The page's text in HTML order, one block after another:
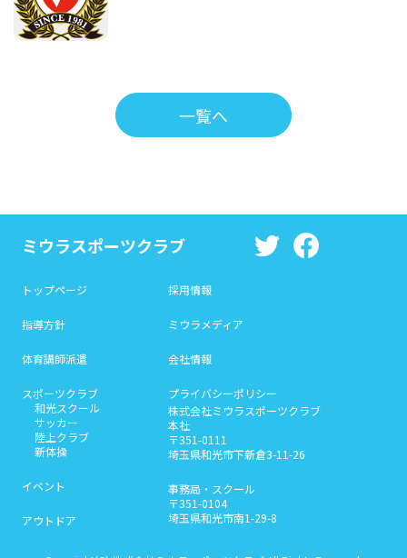
一覧へ
ミウラスポーツクラブ
トップページ
指導方針
体育講師派遣
スポーツクラブ
和光スクール
サッカー
陸上クラブ
新体操
イベント
アウトドア
採用情報
ミウラメディア
会社情報
プライバシーポリシー
株式会社ミウラスポーツクラブ
本社
〒351-0111
埼玉県和光市下新倉3-11-26
事務局・スクール
〒351-0104
埼玉県和光市南1-29-8